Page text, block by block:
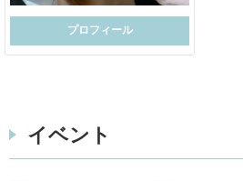
プロフィール
イベント